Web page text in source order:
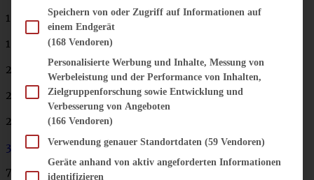
1 Zwiebel
1 Knoblauchzehe
2 EL Butter
200ml
trockener Weißwein
2 EL körnige Gemüsebrühe
300 ggegarte Maronen
75
gWalnusskerne
Im Folgenden finden Sie eine Liste der Zwecke des IAB Transparency and Consent
Speichern von oder Zugriff auf Informationen auf
einem Endgerät
(168 Vendoren)
Personalisierte Werbung und Inhalte, Messung von
Werbeleistung und der Performance von Inhalten,
Zielgruppenforschung sowie Entwicklung und
Verbesserung von Angeboten
(166 Vendoren)
Verwendung genauer Standortdaten (59 Vendoren)
Geräte anhand von aktiv angeforderten Informationen
identifizieren